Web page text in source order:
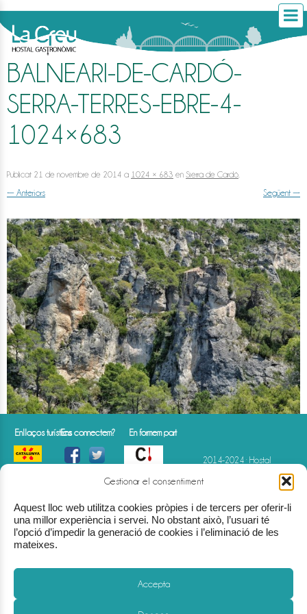
Gestionar el consentiment
Aquest lloc web utilitza cookies pròpies i de tercers per oferir-li
una millor experiència i servei. No obstant això, l’usuari té
l’opció d’impedir la generació de cookies i l’eliminació de les
mateixes.
Accepta
BALNEARI-DE-CARDÓ-
SERRA-TERRES-EBRE-4-
1024×683
Publicat 21 de novembre de 2014 a 1024 × 683 en Sierra de Cardó
← Anteriors Següent →
Enllaços turísticsEns connectem? En formem part
2014-2024 · Hostal
(Tarragona) (+34) 977 40 07 07
info@hostallacreu.com